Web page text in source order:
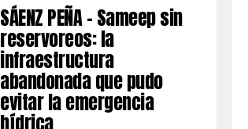
SÁENZ PEÑA – Sameep sin
reservoreos: la
infraestructura
abandonada que pudo
evitar la emergencia